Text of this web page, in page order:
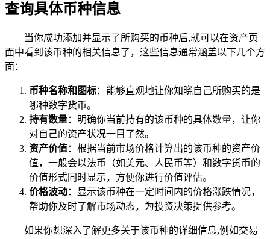
查询具体币种信息
当你成功添加并显示了所购买的币种后,就可以在资产页
面中看到该币种的相关信息了，这些信息通常涵盖以下几个方
面：
币种名称和图标：能够直观地让你知晓自己所购买的是
哪种数字货币。
持有数量：明确你当前持有的该币种的具体数量，让你
对自己的资产状况一目了然。
资产价值：根据当前市场价格计算出的该币种的资产价
值，一般会以法币（如美元、人民币等）和数字货币的
价值形式同时显示，方便你进行价值评估。
价格波动：显示该币种在一定时间内的价格涨跌情况，
帮助你及时了解市场动态，为投资决策提供参考。
如果你想深入了解更多关于该币种的详细信息,例如交易